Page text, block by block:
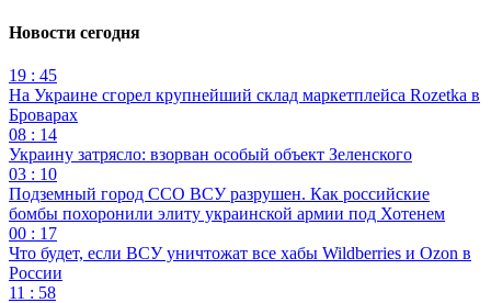
Новости сегодня
19 : 45
На Украине сгорел крупнейший склад маркетплейса Rozetka в
Броварах
08 : 14
Украину затрясло: взорван особый объект Зеленского
03 : 10
Подземный город ССО ВСУ разрушен. Как российские
бомбы похоронили элиту украинской армии под Хотенем
00 : 17
Что будет, если ВСУ уничтожат все хабы Wildberries и Ozon в
России
11 : 58